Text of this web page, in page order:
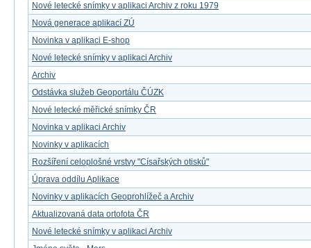
Nové letecké snímky v aplikaci Archiv z roku 1979
Nová generace aplikací ZÚ
Novinka v aplikaci E-shop
Nové letecké snímky v aplikaci Archiv
Archiv
Odstávka služeb Geoportálu ČÚZK
Nové letecké měřické snímky ČR
Novinka v aplikaci Archiv
Novinky v aplikacích
Rozšíření celoplošné vrstvy "Císařských otisků"
Úprava oddílu Aplikace
Novinky v aplikacích Geoprohlížeč a Archiv
Aktualizovaná data ortofota ČR
Nové letecké snímky v aplikaci Archiv